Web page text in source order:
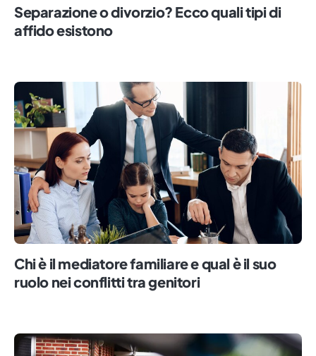
Separazione o divorzio? Ecco quali tipi di
affido esistono
Chi è il mediatore familiare e qual è il suo
ruolo nei conflitti tra genitori